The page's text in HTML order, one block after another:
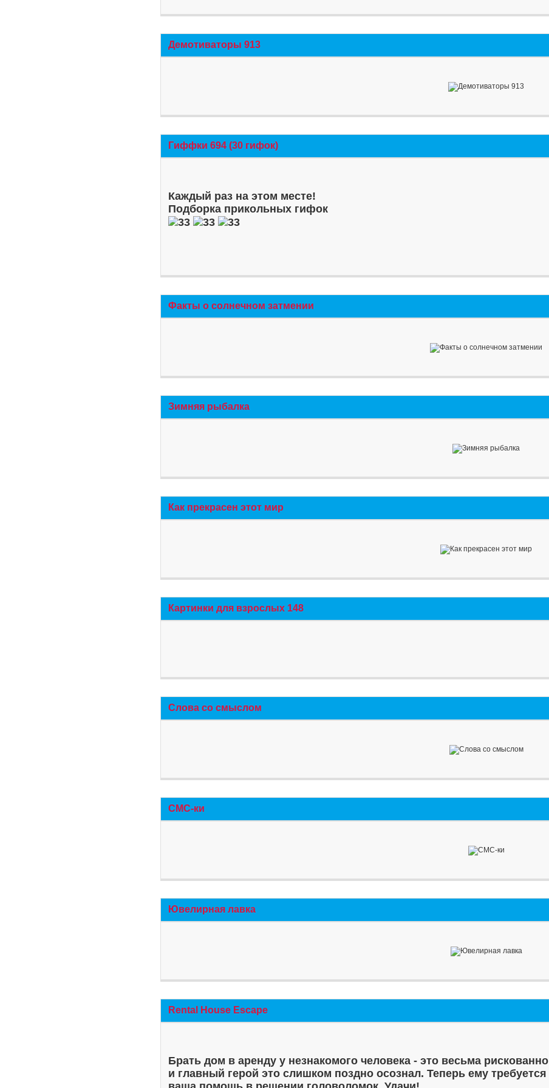
Демотиваторы 913
Гиффки 694 (30 гифок)
Каждый раз на этом месте!
Подборка прикольных гифок
Факты о солнечном затмении
Зимняя рыбалка
Как прекрасен этот мир
Картинки для взрослых 148
Слова со смыслом
СМС-ки
Ювелирная лавка
Rental House Escape
Брать дом в аренду у незнакомого человека - это весьма рискованно
и главный герой это слишком поздно осознал. Теперь ему требуется